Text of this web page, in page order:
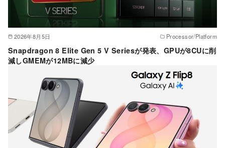
2026年8月5日 Processor/Platform
Snapdragon 8 Elite Gen 5 V Seriesが発表、GPUが8CUに削
減しGMEMが12MBに減少